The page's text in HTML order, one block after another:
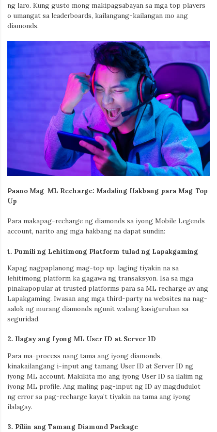
ng laro. Kung gusto mong makipagsabayan sa mga top players
o umangat sa leaderboards, kailangang-kailangan mo ang
diamonds.
Paano Mag-ML Recharge: Madaling Hakbang para Mag-Top
Up
Para makapag-recharge ng diamonds sa iyong Mobile Legends
account, narito ang mga hakbang na dapat sundin:
1. Pumili ng Lehitimong Platform tulad ng Lapakgaming
Kapag nagpaplanong mag-top up, laging tiyakin na sa
lehitimong platform ka gagawa ng transaksyon. Isa sa mga
pinakapopular at trusted platforms para sa ML recharge ay ang
Lapakgaming. Iwasan ang mga third-party na websites na nag-
aalok ng murang diamonds ngunit walang kasiguruhan sa
seguridad.
2. Ilagay ang Iyong ML User ID at Server ID
Para ma-process nang tama ang iyong diamonds,
kinakailangang i-input ang tamang User ID at Server ID ng
iyong ML account. Makikita mo ang iyong User ID sa ilalim ng
iyong ML profile. Ang maling pag-input ng ID ay magdudulot
ng error sa pag-recharge kaya’t tiyakin na tama ang iyong
ilalagay.
3. Piliin ang Tamang Diamond Package